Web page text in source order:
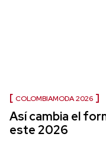
COLOMBIAMODA 2026
Así cambia el
este 2026